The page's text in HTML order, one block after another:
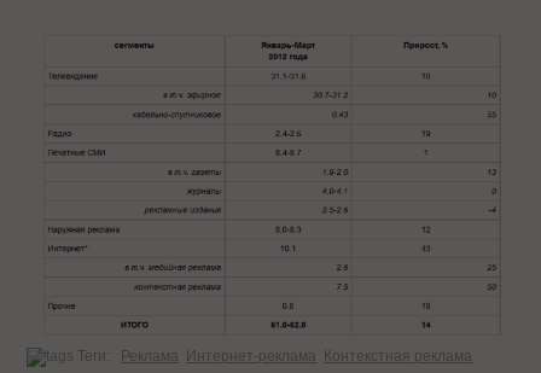
Теги: Реклама Интернет-реклама Контекстная реклама